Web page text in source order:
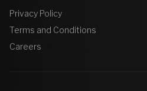
Privacy Policy
Terms and Conditions
Careers